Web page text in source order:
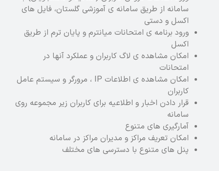
سامانه از طریق سامانه ی آموزشی گلستان، فایل های
اکسل و دستی
ورود برنامه ی امتحانات میانترم و پایان ترم از طریق
اکسل
امکان مشاهده ی لاگ کاربران و عملکرد آنها در
امتحانات
امکان مشاهده ی اطلاعات IP ، مرورگر و سیستم عامل
کاربران
قرار دادن اخبار و اطلاعیه برای کاربران زیر مجموعه روی
سامانه
آمارگیری های متنوع
امکان تعریف مراکز و مدیران مراکز در سامانه
پنل های متنوع با دسترسی های مختلف